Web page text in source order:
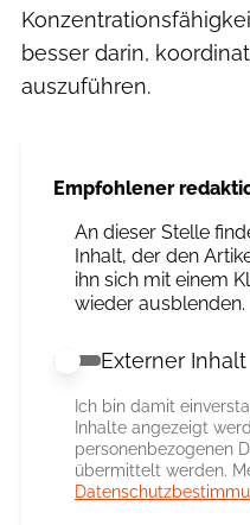
besser darin,
auszuführen.
Empfohlener
An dieser Stelle
Inhalt, der den
ihn sich mit einem
wieder ausblenden.
Externer Inhalt
Externer Inhalt
Ich bin damit
Inhalte angezeigt
personenbezogenen
übermittelt werden.